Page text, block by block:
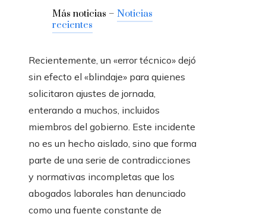
Más noticias – Noticias
recientes
Recientemente, un «error técnico» dejó
sin efecto el «blindaje» para quienes
solicitaron ajustes de jornada,
enterando a muchos, incluidos
miembros del gobierno. Este incidente
no es un hecho aislado, sino que forma
parte de una serie de contradicciones
y normativas incompletas que los
abogados laborales han denunciado
como una fuente constante de